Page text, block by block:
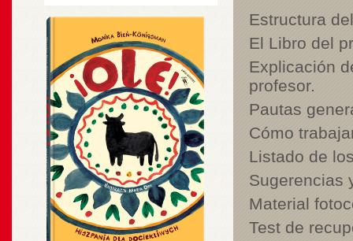
Estructura
El Libro del
Explicación
profesor.
Pautas
Cómo
Listado de
Sugerencias
Material
Test de